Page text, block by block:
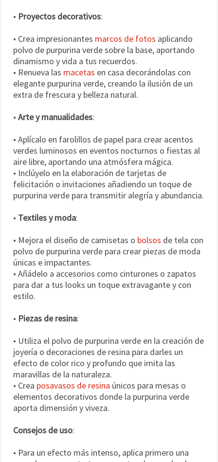
• Proyectos decorativos:
• Crea impresionantes marcos de fotos aplicando
polvo de purpurina verde sobre la base, aportando
dinamismo y vida a tus recuerdos.
• Renueva las macetas en casa decorándolas con
elegante purpurina verde, creando la ilusión de un
extra de frescura y belleza natural.
• Arte y manualidades:
• Aplícalo en farolillos de papel para crear acentos
verdes luminosos en eventos nocturnos o fiestas al
aire libre, aportando una atmósfera mágica.
• Inclúyelo en la elaboración de tarjetas de
felicitación o invitaciones añadiendo un toque de
purpurina verde para transmitir alegría y abundancia.
• Textiles y moda:
• Mejora el diseño de camisetas o bolsos de tela con
polvo de purpurina verde para crear piezas de moda
únicas e impactantes.
• Añádelo a accesorios como cinturones o zapatos
para dar a tus looks un toque extravagante y con
estilo.
• Piezas de resina:
• Utiliza el polvo de purpurina verde en la creación de
joyería o decoraciones de resina para darles un
efecto de color rico y profundo que imita las
maravillas de la naturaleza.
• Crea posavasos de resina únicos para mesas o
elementos decorativos donde la purpurina verde
aporta dimensión y viveza.
Consejos de uso:
• Para un efecto más intenso, aplica primero una